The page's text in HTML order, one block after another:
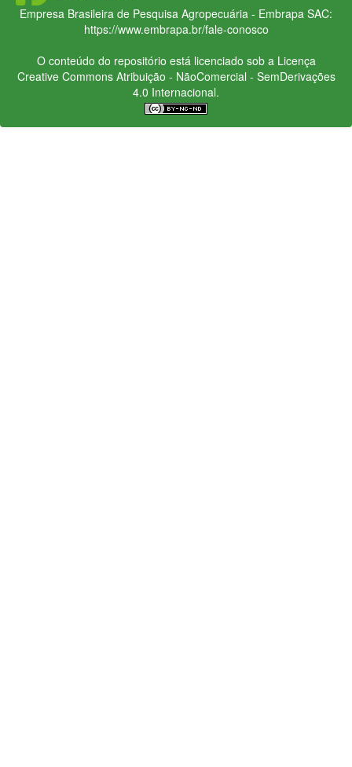
Empresa Brasileira de Pesquisa Agropecuária - Embrapa SAC:
https://www.embrapa.br/fale-conosco
O conteúdo do repositório está licenciado sob a Licença
Creative CommonsAtribuição - NãoComercial - SemDerivações
4.0 Internacional.